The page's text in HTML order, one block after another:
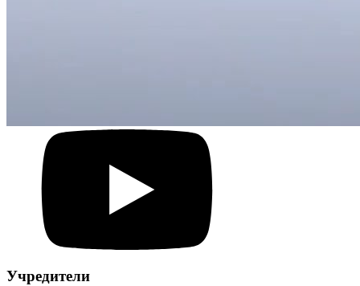
Учредители